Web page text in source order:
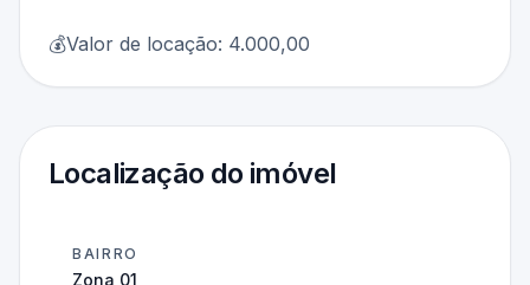
💰Valor de locação: 4.000,00
Localização do imóvel
BAIRRO
Zona 01